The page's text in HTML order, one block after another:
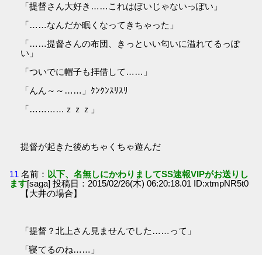
「提督さん大好き……これはぽいじゃないっぽい」
「……なんだか眠くなってきちゃった」
「……提督さんの布団、きっといい匂いに溢れてるっぽ
い」
「ついでに帽子も拝借して……」
「んん～～……」ｸﾝｸﾝｽﾘｽﾘ
「…………ｚｚｚ」
提督が起きた後めちゃくちゃ遊んだ
11 名前： 以下、名無しにかわりましてSS速報VIPがお送りし
ます[saga] 投稿日：2015/02/26(木) 06:20:18.01 ID:xtmpNR5t0
【大井の場合】
「提督？北上さん見ませんでした……って」
「寝てるのね……」